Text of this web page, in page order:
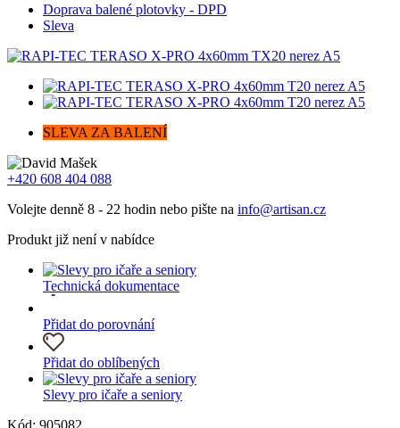
Doprava balené plotovky - DPD
Sleva
SLEVA ZA BALENÍ
+420 608 404 088
Volejte denně 8 - 22 hodin nebo pište na info@artisan.cz
Produkt již není v nabídce
Technická dokumentace
Přidat do porovnání
Přidat do oblíbených
Slevy pro ičaře a seniory